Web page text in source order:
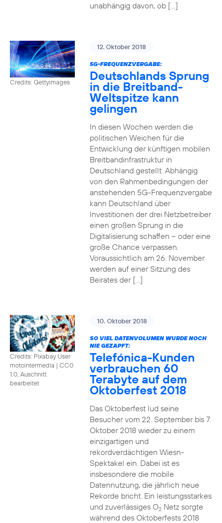
unabhängig davon, ob […]
Credits: Gettyimages
12. Oktober 2018
5G-FREQUENZVERGABE:
Deutschlands Sprung
in die Breitband-
Weltspitze kann
gelingen
In diesen Wochen werden die
politischen Weichen für die
Entwicklung der künftigen mobilen
Breitbandinfrastruktur in
Deutschland gestellt. Abhängig
von den Rahmenbedingungen der
anstehenden 5G-Frequenzvergabe
kann Deutschland über
Investitionen der drei Netzbetreiber
einen großen Sprung in die
Digitalisierung schaffen – oder eine
große Chance verpassen.
Voraussichtlich am 26. November
werden auf einer Sitzung des
Beirates der […]
Credits: Pixabay User
motointermedia | CC0
1.0, Auschnitt
bearbeitet
10. Oktober 2018
SO VIEL DATENVOLUMEN WURDE NOCH
NIE GEZAPFT:
Telefónica-Kunden
verbrauchen 60
Terabyte auf dem
Oktoberfest 2018
Das Oktoberfest lud seine
Besucher vom 22. September bis 7.
Oktober 2018 wieder zu einem
einzigartigen und
rekordverdächtigen Wiesn-
Spektakel ein. Dabei ist es
insbesondere die mobile
Datennutzung, die jährlich neue
Rekorde bricht. Ein leistungsstarkes
und zuverlässiges O2Netz sorgte
während des Oktoberfests 2018